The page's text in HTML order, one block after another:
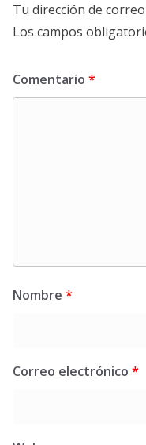
Tu dirección de
Los campos
Comentario *
Nombre *
Correo electrónico *